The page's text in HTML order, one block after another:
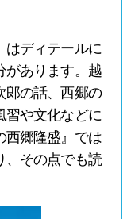
ディテールに
があります。越
郎の話、西郷の
習や文化などに
西郷隆盛』では
、その点でも読